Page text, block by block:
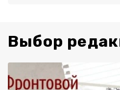
Выбор